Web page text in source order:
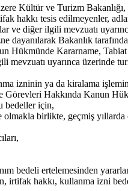
Kültür ve Turizm
hakkı tesis edilmeyenler,
ve diğer ilgili mevzuatı
dayanılarak Bakanlık
Hükmünde Kararname,
uyarınca üzerinde
izninin ya da kiralama
Görevleri Hakkında Kanun
bedeller için,
birlikte, geçmiş
bedeli ertelemesinden
irtifak hakkı, kullanma izni